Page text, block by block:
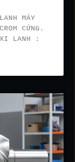
MÁY
CỨNG.
LANH :